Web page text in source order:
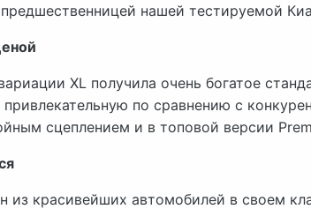
нашей тестируемой
XL получила очень богатое
по сравнению с
сцеплением и в топовой версии
из красивейших автомобилей в своем